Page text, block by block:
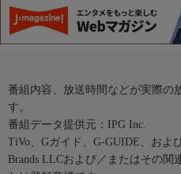
番組内容、放送時間などが実際の
す。
番組データ提供元：IPG Inc.
TiVo、Gガイド、G-GUIDE、およ
Brands LLCおよび／またはその関